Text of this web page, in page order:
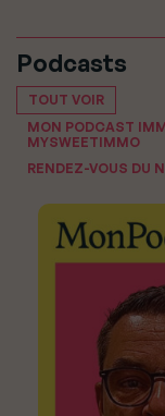
Podcasts
TOUT VOIR
MON PODCAST
MYSWEETIMMO
RENDEZ-VOUS DU